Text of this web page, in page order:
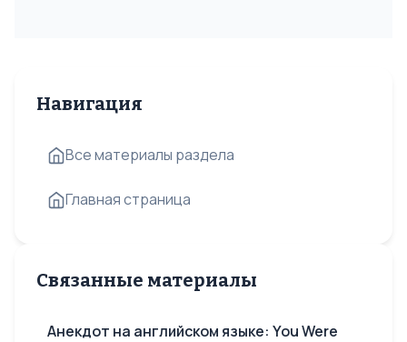
Навигация
Все материалы раздела
Главная страница
Связанные материалы
Анекдот на английском языке: You Were